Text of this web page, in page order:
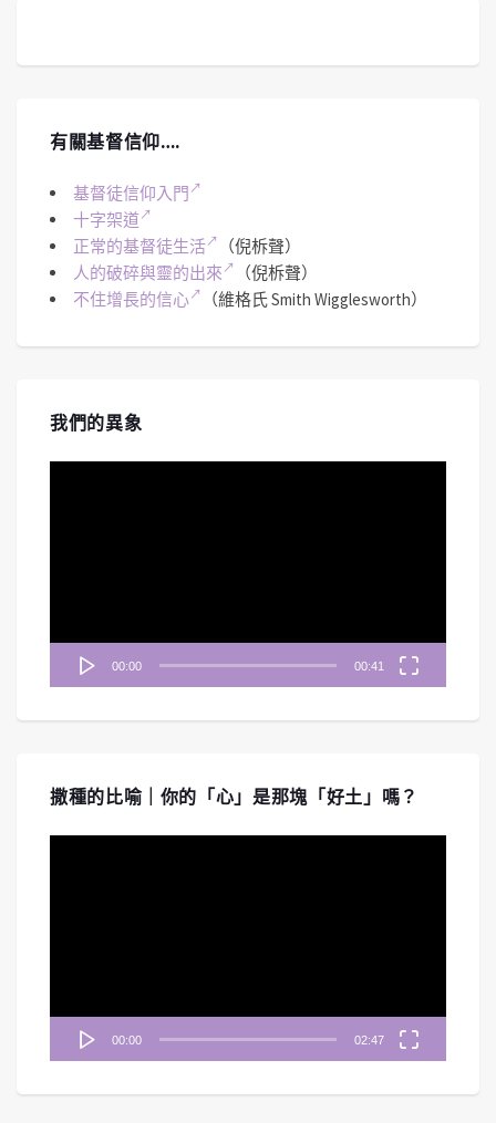
有關基督信仰….
基督徒信仰入門
十字架道
正常的基督徒生活
（倪柝聲）
人的破碎與靈的出來
（倪柝聲）
不住增長的信心
（維格氏 Smith Wigglesworth）
我們的異象
00:00 00:41
撒種的比喻｜你的「心」是那塊「好土」嗎？
00:00 02:47